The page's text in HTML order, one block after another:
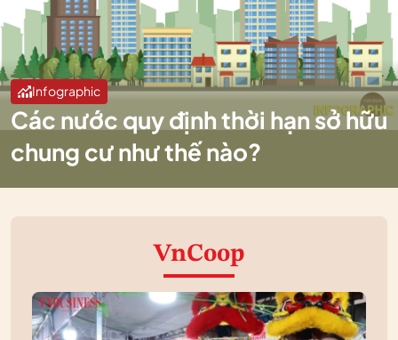
Infographic
Các nước quy định thời hạn sở hữu
chung cư như thế nào?
VnCoop